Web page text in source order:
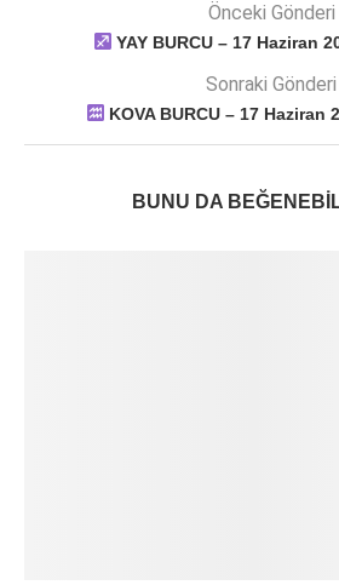
Önceki Gönderi
YAY BURCU – 17 Haziran
Sonraki Gönderi
KOVA BURCU – 17 Haziran
BUNU DA